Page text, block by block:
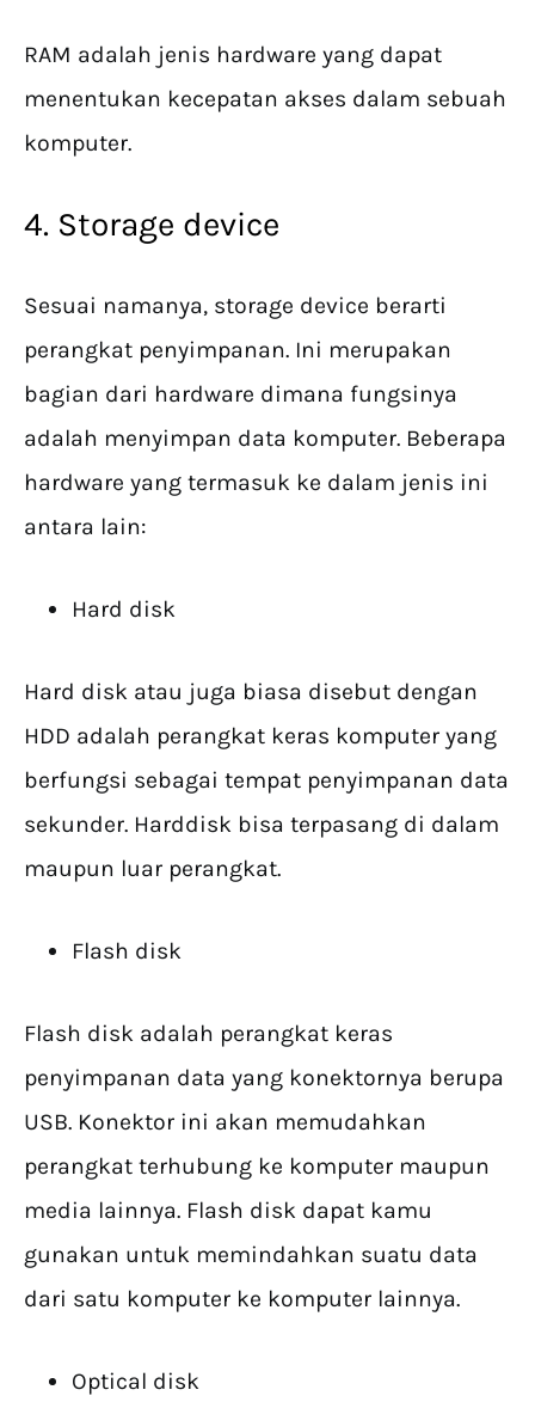
RAM adalah jenis hardware yang dapat
menentukan kecepatan akses dalam sebuah
komputer.
4. Storage device
Sesuai namanya, storage device berarti
perangkat penyimpanan. Ini merupakan
bagian dari hardware dimana fungsinya
adalah menyimpan data komputer. Beberapa
hardware yang termasuk ke dalam jenis ini
antara lain:
Hard disk
Hard disk atau juga biasa disebut dengan
HDD adalah perangkat keras komputer yang
berfungsi sebagai tempat penyimpanan data
sekunder. Harddisk bisa terpasang di dalam
maupun luar perangkat.
Flash disk
Flash disk adalah perangkat keras
penyimpanan data yang konektornya berupa
USB. Konektor ini akan memudahkan
perangkat terhubung ke komputer maupun
media lainnya. Flash disk dapat kamu
gunakan untuk memindahkan suatu data
dari satu komputer ke komputer lainnya.
Optical disk